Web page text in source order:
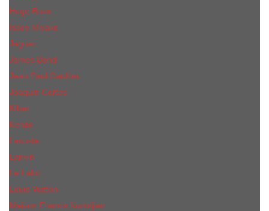
Hugo Boss
Issey Miyake
Jaguar
James Bond
Jean Paul Gaultier
Joaquin Сortes
Kilian
Kenzo
Lacoste
Lanvin
Le Labo
Louis Vuitton
Maison Francis Kurkdjian